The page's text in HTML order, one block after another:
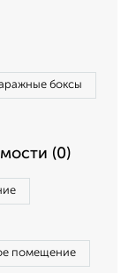
боксы
(0)
помещение